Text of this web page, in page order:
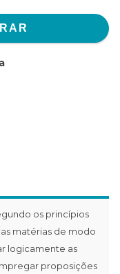
os princípios
matérias de modo
logicamente as
proposições